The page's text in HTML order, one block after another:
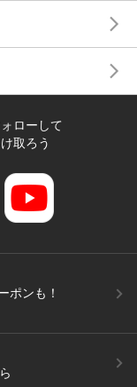
ローして
取ろう
ポンも！